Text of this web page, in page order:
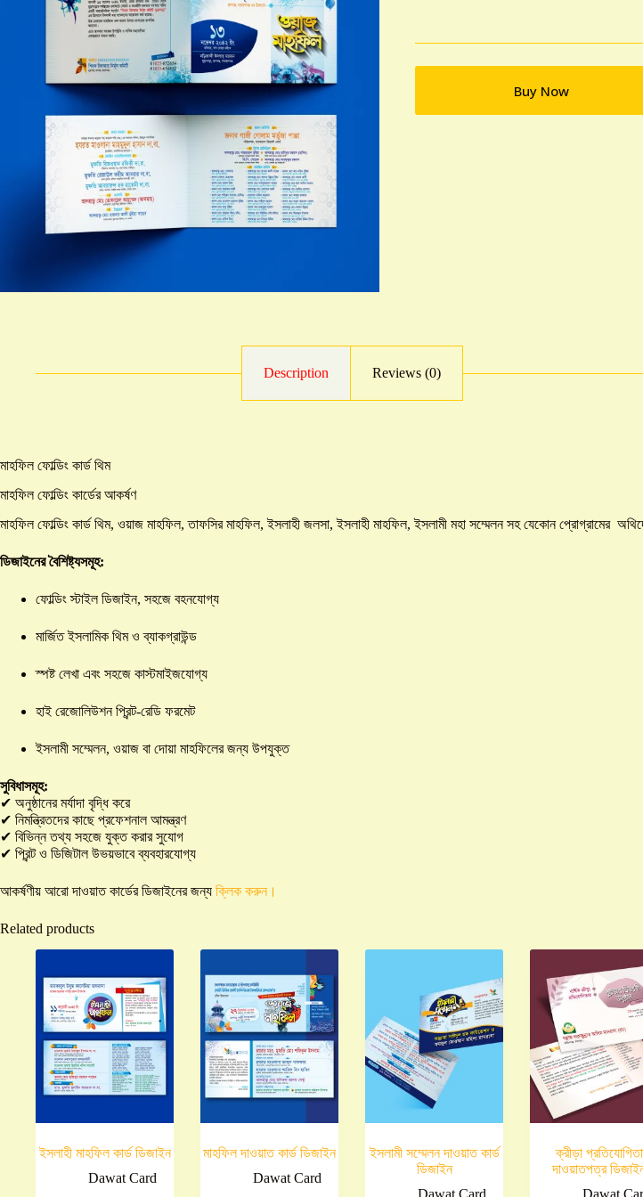
Buy Now
Description Reviews (0)
মাহফিল ফোল্ডিং কার্ড থিম
মাহফিল ফোল্ডিং কার্ডের আকর্ষণ
মাহফিল ফোল্ডিং কার্ড থিম, ওয়াজ মাহফিল, তাফসির মাহফিল, ইসলাহী জলসা, ইসলাহী মাহফিল, ইসলামী মহা সম্মেলন সহ যেকোন প্রোগ্রামের
ডিজাইনের বৈশিষ্ট্যসমূহ:
ফোল্ডিং স্টাইল ডিজাইন, সহজে বহনযোগ্য
মার্জিত ইসলামিক থিম ও ব্যাকগ্রাউন্ড
স্পষ্ট লেখা এবং সহজে কাস্টমাইজযোগ্য
হাই রেজোলিউশন প্রিন্ট-রেডি ফরমেট
ইসলামী সম্মেলন, ওয়াজ বা দোয়া মাহফিলের জন্য উপযুক্ত
সুবিধাসমূহ:
✔ অনুষ্ঠানের মর্যাদা বৃদ্ধি করে
✔ নিমন্ত্রিতদের কাছে প্রফেশনাল আমন্ত্রণ
✔ বিভিন্ন তথ্য সহজে যুক্ত করার সুযোগ
✔ প্রিন্ট ও ডিজিটাল উভয়ভাবে ব্যবহারযোগ্য
আকর্ষণীয় আরো দাওয়াত কার্ডের ডিজাইনের জন্য ক্লিক করুন।
Related products
ইসলাহী মাহফিল কার্ড ডিজাইন
Dawat Card
মাহফিল দাওয়াত কার্ড ডিজাইন
Dawat Card
ইসলামী সম্মেলন দাওয়াত কার্ড
ডিজাইন
ক্রীড়া প্রতিযোগিতা
দাওয়াতপত্র